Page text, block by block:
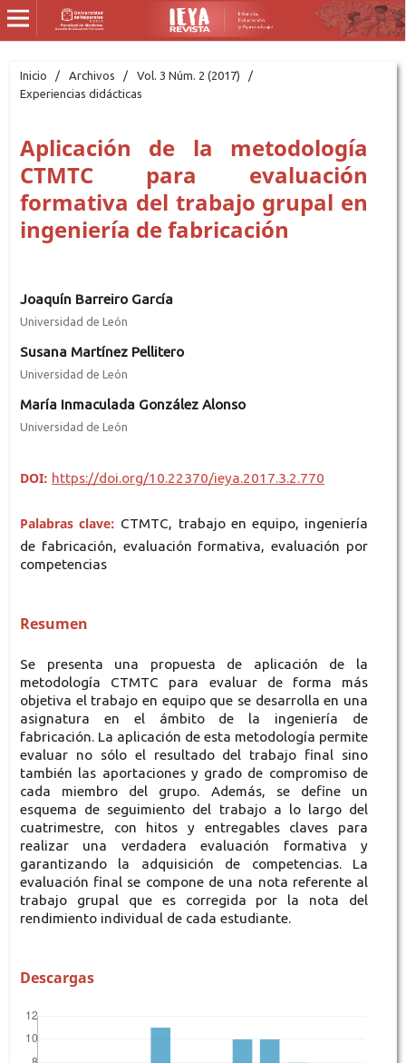
Inicio / Archivos / Vol. 3 Núm. 2 (2017)
/
Experiencias didácticas
Aplicación de la metodología
CTMTC para evaluación
formativa del trabajo grupal en
ingeniería de fabricación
Joaquín Barreiro García
Universidad de León
Susana Martínez Pellitero
Universidad de León
María Inmaculada González Alonso
Universidad de León
DOI: https://doi.org/10.22370/ieya.2017.3.2.770
Palabras clave: CTMTC, trabajo en equipo, ingeniería
de fabricación, evaluación formativa, evaluación por
competencias
Resumen
Se presenta una propuesta de aplicación de la
metodología CTMTC para evaluar de forma más
objetiva el trabajo en equipo que se desarrolla en una
asignatura en el ámbito de la ingeniería de
fabricación. La aplicación de esta metodología permite
evaluar no sólo el resultado del trabajo final sino
también las aportaciones y grado de compromiso de
cada miembro del grupo. Además, se define un
esquema de seguimiento del trabajo a lo largo del
cuatrimestre, con hitos y entregables claves para
realizar una verdadera evaluación formativa y
garantizando la adquisición de competencias. La
evaluación final se compone de una nota referente al
trabajo grupal que es corregida por la nota del
rendimiento individual de cada estudiante.
Descargas